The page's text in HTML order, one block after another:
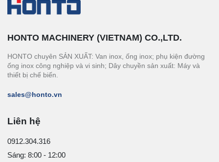
HONTO MACHINERY (VIETNAM) CO.,LTD.
HONTO chuyên SẢN XUẤT: Van inox, ống inox; phụ kiện đường
ống inox công nghiệp và vi sinh; Dây chuyền sản xuất: Máy và
thiết bị chế biến.
sales@honto.vn
Liên hệ
0912.304.316
Sáng: 8:00 - 12:00